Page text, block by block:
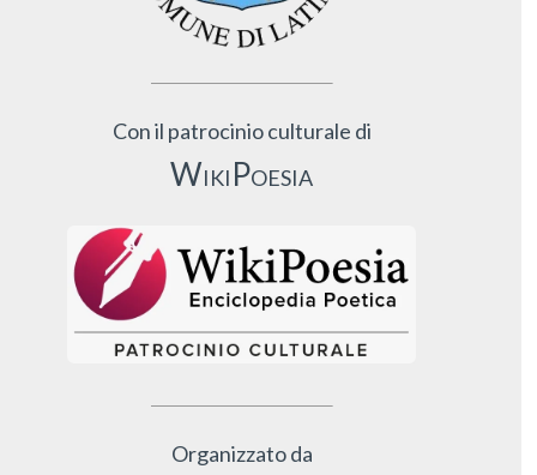
Con il patrocinio culturale di
WikiPoesia
Organizzato da